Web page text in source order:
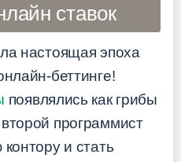
ставок
настоящая эпоха
беттинге!
появлялись как грибы
программист
и стать